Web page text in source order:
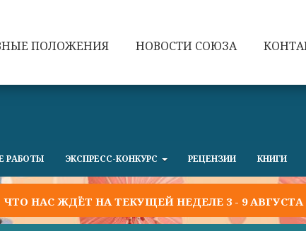
ПОЛОЖЕНИЯ НОВОСТИ СОЮЗА
РАБОТЫ ЭКСПРЕСС-КОНКУРС РЕЦЕНЗИИ КНИГИ
НАС ЖДЁТ НА ТЕКУЩЕЙ НЕДЕЛЕ 3 - 9 АВГУСТА